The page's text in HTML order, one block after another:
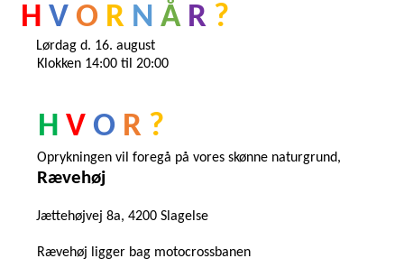
H V O R N Å R ?
Lørdag d. 16. august
Klokken 14:00 til 20:00
H V O R ?
Rævehøj
Jættehøjvej 8a, 4200 Slagelse
Rævehøj ligger bag motocrossbanen